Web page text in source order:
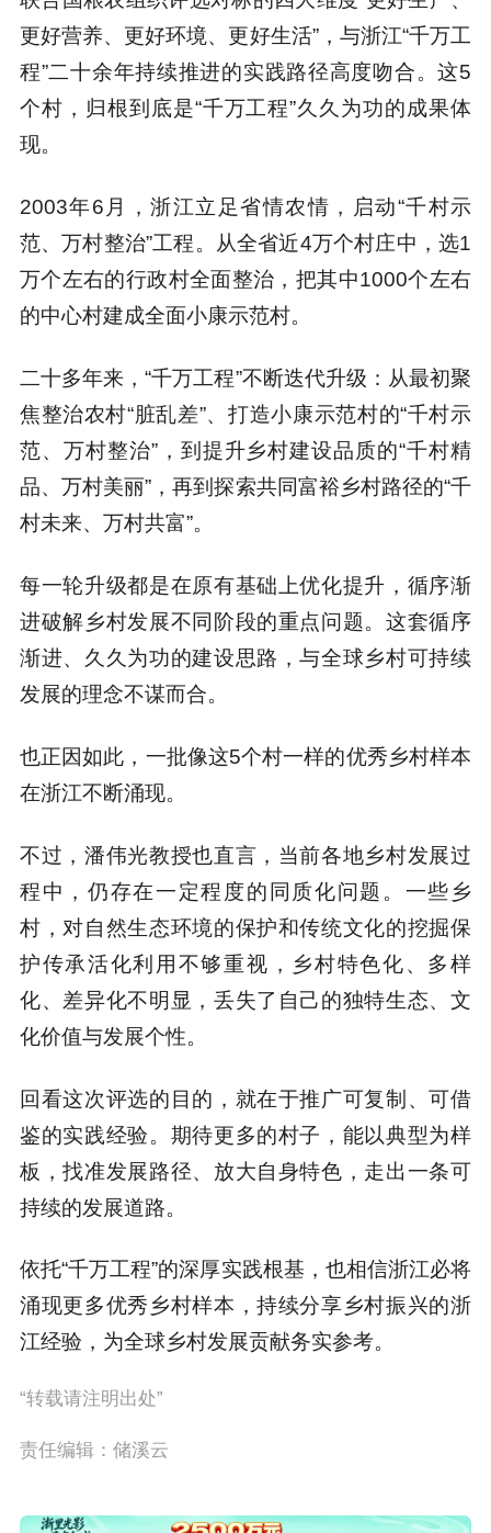
更好营养、更好环境、更好生活”，与浙江“千万工
程”二十余年持续推进的实践路径高度吻合。这5
个村，归根到底是“千万工程”久久为功的成果体
现。
2003年6月，浙江立足省情农情，启动“千村示
范、万村整治”工程。从全省近4万个村庄中，选1
万个左右的行政村全面整治，把其中1000个左右
的中心村建成全面小康示范村。
二十多年来，“千万工程”不断迭代升级：从最初聚
焦整治农村“脏乱差”、打造小康示范村的“千村示
范、万村整治”，到提升乡村建设品质的“千村精
品、万村美丽”，再到探索共同富裕乡村路径的“千
村未来、万村共富”。
每一轮升级都是在原有基础上优化提升，循序渐
进破解乡村发展不同阶段的重点问题。这套循序
渐进、久久为功的建设思路，与全球乡村可持续
发展的理念不谋而合。
也正因如此，一批像这5个村一样的优秀乡村样本
在浙江不断涌现。
不过，潘伟光教授也直言，当前各地乡村发展过
程中，仍存在一定程度的同质化问题。一些乡
村，对自然生态环境的保护和传统文化的挖掘保
护传承活化利用不够重视，乡村特色化、多样
化、差异化不明显，丢失了自己的独特生态、文
化价值与发展个性。
回看这次评选的目的，就在于推广可复制、可借
鉴的实践经验。期待更多的村子，能以典型为样
板，找准发展路径、放大自身特色，走出一条可
持续的发展道路。
依托“千万工程”的深厚实践根基，也相信浙江必将
涌现更多优秀乡村样本，持续分享乡村振兴的浙
江经验，为全球乡村发展贡献务实参考。
“转载请注明出处”
责任编辑：储溪云